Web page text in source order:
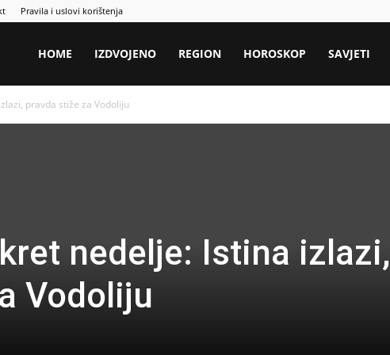
Pravila i uslovi korištenja
HOME IZDVOJENO REGION HOROSKOP SAVJETI
pravda stiže za Vodoliju
nedelje: Istina izlazi,
Vodoliju